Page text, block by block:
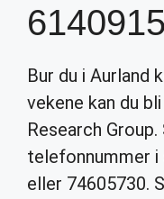
Bur du i Aurland
vekene kan du
Research
telefonnummer i
eller 74605730.